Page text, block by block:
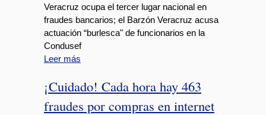
Veracruz ocupa el tercer lugar nacional en
fraudes bancarios; el Barzón Veracruz acusa
actuación “burlesca" de funcionarios en la
Condusef
Leer más
¡Cuidado! Cada hora hay 463
fraudes por compras en internet